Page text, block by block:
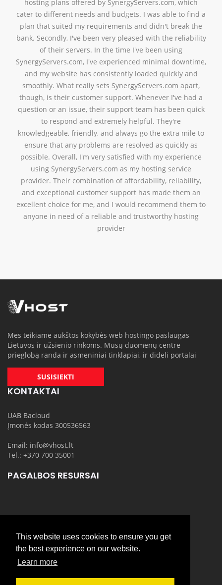
This website uses cookies to ensure you get
the best experience on our website.
Learn more
professional and efficient and would not hesitate to
recommend this company
Mes teikiame aukštos kokybės web hostingo paslaugas
Lietuvos ir užsienio rinkoms. Mūsų duomenų centre
prieglobą randa ir asmeniniai tinklapiai, ir dideli portalai
SUSISIEKTI
KONTAKTAI
UAB Bacloud
Įmonės kodas 300536563
Email: info@vhost.lt
Tel.: +370 700 35001
PAGALBOS RESURSAI
PASLAUGOS